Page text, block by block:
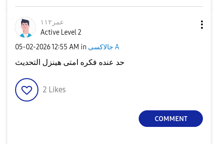
عمر١١٢
Active Level 2
‎05-02-202612:55 AM in جالاكسى A
حد عنده فكره امتى هينزل التحديث
2 Likes
COMMENT